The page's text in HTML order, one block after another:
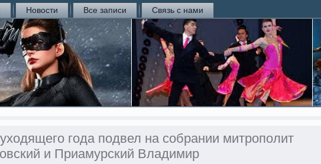
Новости Все записи Связь с нами
года подвел на собрании митрополит
и Приамурский Владимир